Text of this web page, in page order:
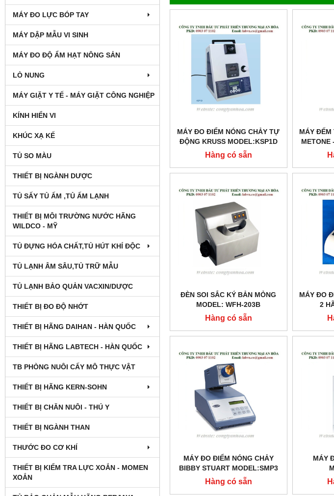
MÁY ĐO LỰC BÓP TAY
MÁY DẬP MẪU VI SINH
MÁY ĐO ĐỘ ẨM HẠT NÔNG SẢN
LÒ NUNG
MÁY GIẶT Y TẾ - MÁY GIẶT CÔNG NGHIỆP
KÍNH HIỂN VI
KHÚC XẠ KẾ
TỦ SO MÀU
THIẾT BỊ NGÀNH DƯỢC
TỦ SẤY TỦ ẤM ,TỦ ẤM LẠNH
THIẾT BỊ MÔI TRƯỜNG NƯỚC HÃNG
WILDCO - MỸ
TỦ ĐỰNG HÓA CHẤT,TỦ HÚT KHÍ ĐỘC
TỦ LẠNH ÂM SÂU,TỦ TRỮ MẪU
TỦ LẠNH BẢO QUẢN VACXIN/DƯỢC
THIẾT BỊ ĐO ĐỘ NHỚT
THIẾT BỊ HÃNG DAIHAN - HÀN QUỐC
THIẾT BỊ HÃNG LABTECH - HÀN QUỐC
TB PHÒNG NUÔI CẤY MÔ THỰC VẬT
THIẾT BỊ HÃNG KERN-SOHN
THIẾT BỊ CHĂN NUÔI - THÚ Y
THIẾT BỊ NGÀNH THAN
THƯỚC ĐO CƠ KHÍ
THIẾT BỊ KIỂM TRA LỰC XOẮN - MOMEN
XOẮN
MÁY ĐO ĐIỂM NÓNG CHẢY TỰ
ĐỘNG KRUSS MODEL:KSP1D
Hàng có sẵn
MÁY ĐẾM
METONE
ĐÈN SOI SẮC KÝ BẢN MỎNG
MODEL: WFH-203B
Hàng có sẵn
MÁY ĐO
2
MÁY ĐO ĐIỂM NÓNG CHẢY
BIBBY STUART MODEL:SMP3
Hàng có sẵn
MÁY